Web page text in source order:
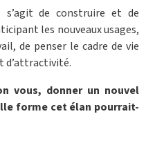
de construire et de
les nouveaux usages,
de penser le cadre de vie
d’attractivité.
vous, donner un nouvel
forme cet élan pourrait-